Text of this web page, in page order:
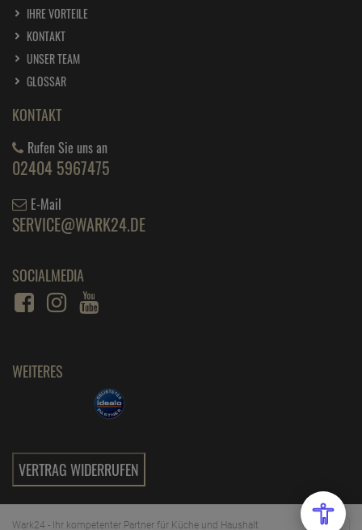
IHRE VORTEILE
KONTAKT
UNSER TEAM
GLOSSAR
KONTAKT
Rufen Sie uns an
02404 5967475
E-Mail
SERVICE@WARK24.DE
SOCIALMEDIA
WEITERES
VERTRAG WIDERRUFEN
Wark24 - Ihr kompetenter Partner für Küche und Haushalt